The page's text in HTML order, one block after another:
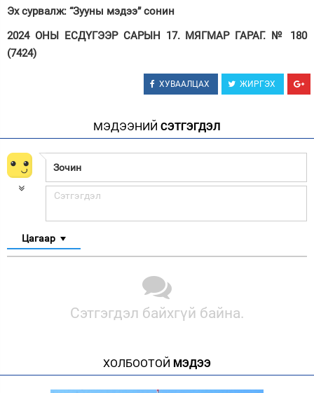
Эх сурвалж: “Зууны мэдээ” сонин
2024 ОНЫ ЕСДҮГЭЭР САРЫН 17. МЯГМАР ГАРАГ. № 180
(7424)
ХУВААЛЦАХ ЖИРГЭХ
МЭДЭЭНИЙ СЭТГЭГДЭЛ
Цагаар
Сэтгэгдэл байхгүй байна.
ХОЛБООТОЙ МЭДЭЭ